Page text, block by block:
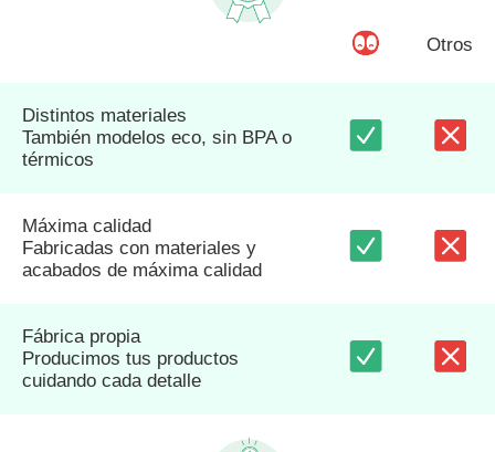
Otros
Distintos materiales
También modelos eco, sin BPA o
térmicos
Máxima calidad
Fabricadas con materiales y
acabados de máxima calidad
Fábrica propia
Producimos tus productos
cuidando cada detalle